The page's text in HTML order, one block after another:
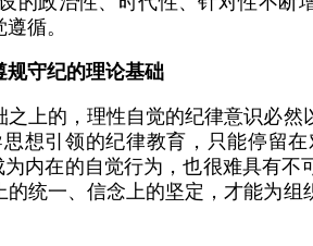
循。
守纪的理论基础
上的，理性自觉的纪律意识必然
想引领的纪律教育，只能停留
为内在的自觉行为，也很难具有
统一、信念上的坚定，才能为组